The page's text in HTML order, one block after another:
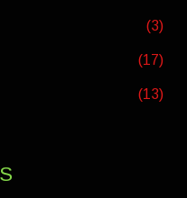
(3)
(17)
(13)